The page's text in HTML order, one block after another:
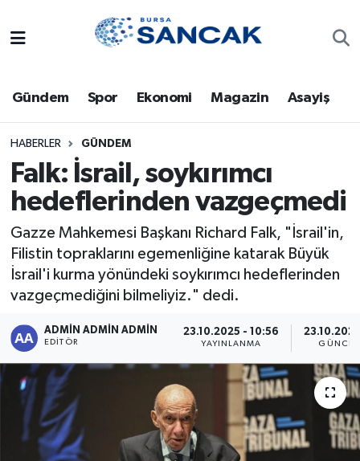
Gündem Spor Ekonomi Magazin Asayiş
HABERLER GÜNDEM
Falk: İsrail, soykırımcı
hedeflerinden vazgeçmedi
Gazze Mahkemesi Başkanı Richard Falk, "İsrail'in,
Filistin topraklarını egemenliğine katarak Büyük
İsrail'i kurma yönündeki soykırımcı hedeflerinden
vazgeçmediğini bilmeliyiz." dedi.
ADMİN ADMİN ADMİN
EDITÖR
23.10.2025 - 10:56
YAYINLANMA
Bursa
Dünya
Eğitim
Ekonomi
Genel
Gündem
Magazin
Sağlık
Siyaset
Trafik Durumu
Süper Lig Puan Durumu ve Fikstür
Tüm Manşetler
Son Dakika Haberleri
Haber Arşivi